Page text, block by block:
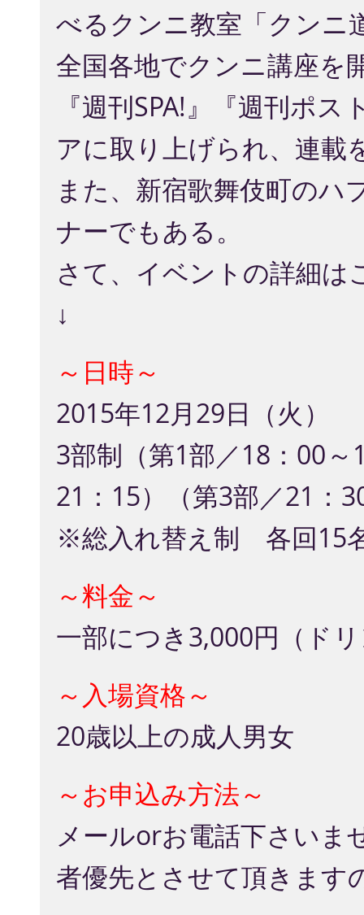
べるクンニ教室「クンニ
全国各地でクンニ講座を
『週刊SPA!』『週刊ポ
アに取り上げられ、連載
また、新宿歌舞伎町のハ
ナーでもある。
さて、イベントの詳細
↓
～日時～
2015年12月29日（火）
3部制（第1部／18：00
21：15）（第3部／21：
※総入れ替え制 各回15
～料金～
一部につき3,000円（ド
～入場資格～
20歳以上の成人男女
～お申込み方法～
メールorお電話下さいま
者優先とさせて頂きます